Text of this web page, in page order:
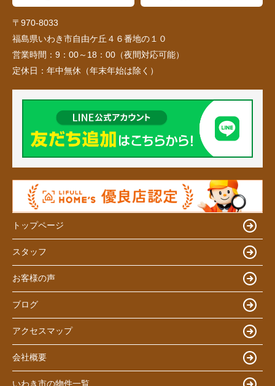
〒970-8033
福島県いわき市自由ケ丘４６番地の１０
営業時間： 9：00～18：00（夜間対応可能）
定休日： 年中無休（年末年始は除く）
トップページ
スタッフ
お客様の声
ブログ
アクセスマップ
会社概要
いわき市の物件一覧